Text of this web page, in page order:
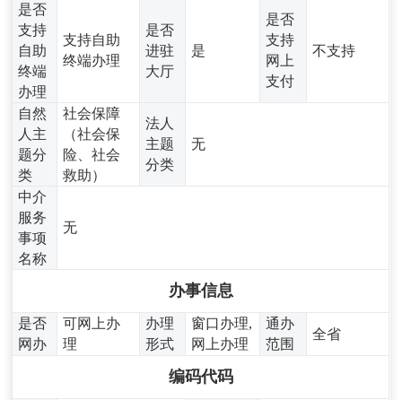
是否
支持
自助
终端
办理
支持自助
终端办理
是否
进驻
大厅
是
是否
支持
网上
支付
不支持
自然
人主
题分
类
社会保障
（社会保
险、社会
救助）
法人
主题
分类
无
中介
服务
事项
名称
无
办事信息
是否
网办
可网上办
理
办理
形式
窗口办理,
网上办理
通办
范围
全省
编码代码